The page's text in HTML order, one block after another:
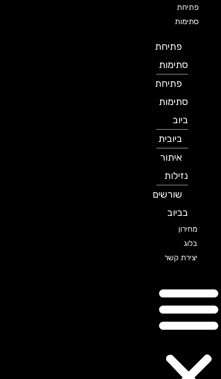
פתיחת
סתימות
פתיחת
סתימות
פתיחת
סתימות
ביובית
איתור
נזילות
שורשים
בביוב
מחירון
יצירת קשר